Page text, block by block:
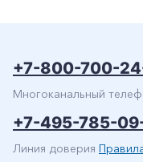
+7-800-700-
Многоканальный
+7-495-785-
Линия доверия